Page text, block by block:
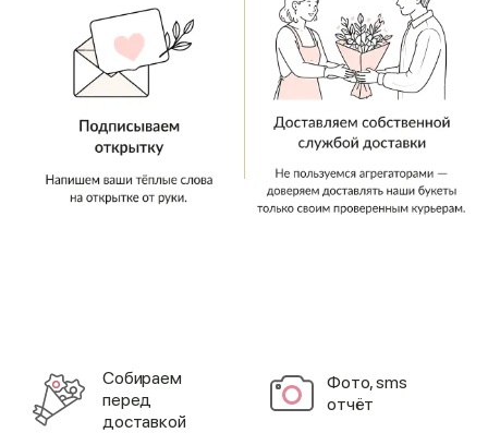
Cобираем
перед
доставкой
Фото, sms
отчёт